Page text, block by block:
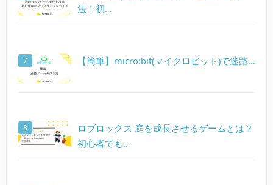
法！初…
【簡単】micro:bit(マイクロビット)で迷路…
ロブロックス 庭を成長させるゲームとは？
初心者でも…